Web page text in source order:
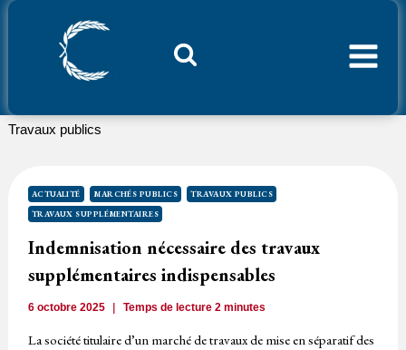
Aller
Travaux publics
ACTUALITÉ MARCHÉS PUBLICS
TRAVAUX PUBLICS
TRAVAUX SUPPLÉMENTAIRES
Indemnisation nécessaire des travaux
supplémentaires indispensables
6 octobre 2025 Temps de lecture2 minutes
La société titulaire d’un marché de travaux de mise en séparatif des